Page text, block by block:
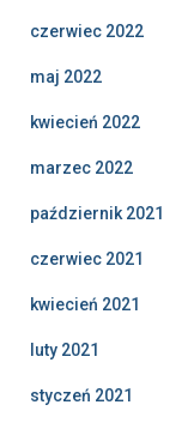
czerwiec 2022
maj 2022
kwiecień 2022
marzec 2022
październik 2021
czerwiec 2021
kwiecień 2021
luty 2021
styczeń 2021